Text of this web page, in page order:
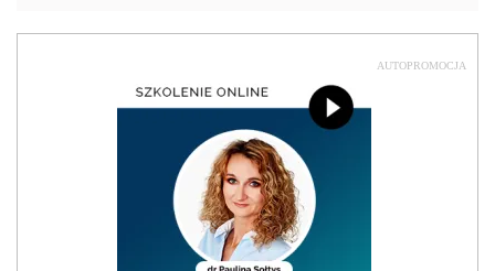
AUTOPROMOCJA